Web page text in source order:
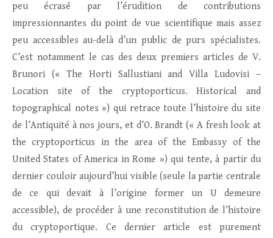
peu écrasé par l’érudition de contributions
impressionnantes du point de vue scientifique mais assez
peu accessibles au-delà d’un public de purs spécialistes.
C’est notamment le cas des deux premiers articles de V.
Brunori (« The Horti Sallustiani and Villa Ludovisi –
Location site of the cryptoporticus. Historical and
topographical notes ») qui retrace toute l’histoire du site
de l’Antiquité à nos jours, et d’O. Brandt (« A fresh look at
the cryptoporticus in the area of the Embassy of the
United States of America in Rome ») qui tente, à partir du
dernier couloir aujourd’hui visible (seule la partie centrale
de ce qui devait à l’origine former un U demeure
accessible), de procéder à une reconstitution de l’histoire
du cryptoportique. Ce dernier article est purement